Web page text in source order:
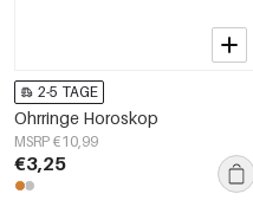
2-5 TAGE
Ohrringe Horoskop
MSRP €10,99
€3,25